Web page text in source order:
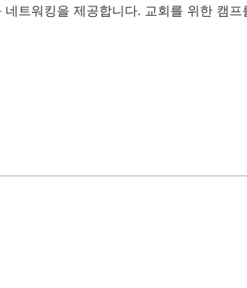
트워킹을 제공합니다. 교회를 위한 캠